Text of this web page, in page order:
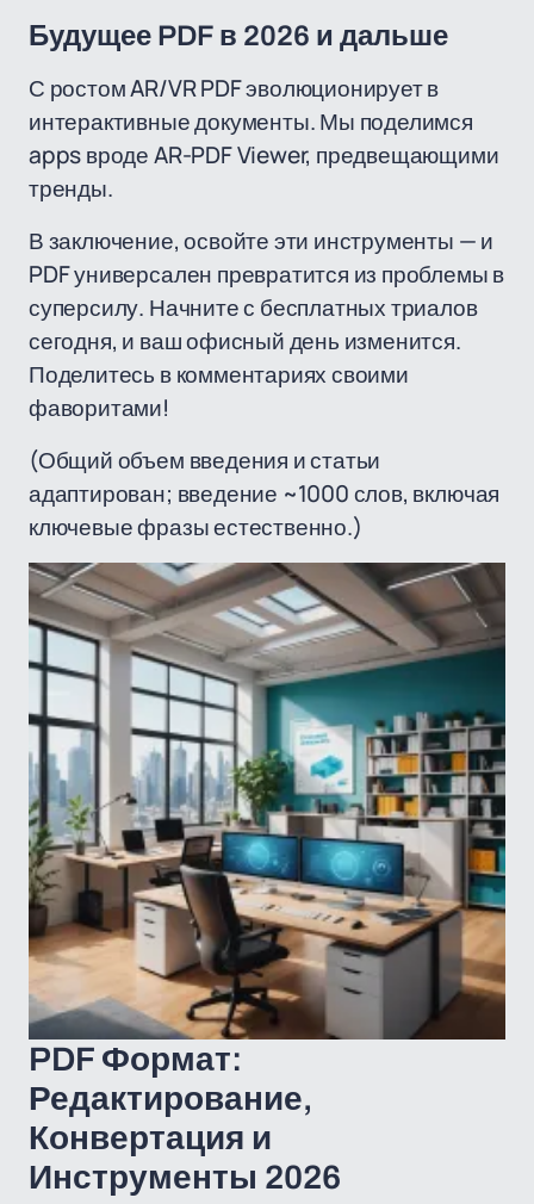
Будущее PDF в 2026 и дальше
С ростом AR/VR PDF эволюционирует в
интерактивные документы. Мы поделимся
apps вроде AR-PDF Viewer, предвещающими
тренды.
В заключение, освойте эти инструменты — и
PDF универсален превратится из проблемы в
суперсилу. Начните с бесплатных триалов
сегодня, и ваш офисный день изменится.
Поделитесь в комментариях своими
фаворитами!
(Общий объем введения и статьи
адаптирован; введение ~1000 слов, включая
ключевые фразы естественно.)
PDF Формат:
Редактирование,
Конвертация и
Инструменты 2026